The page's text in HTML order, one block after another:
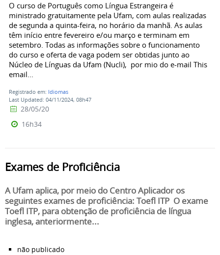
O curso de Português como Língua Estrangeira é
ministrado gratuitamente pela Ufam, com aulas realizadas
de segunda a quinta-feira, no horário da manhã. As aulas
têm início entre fevereiro e/ou março e terminam em
setembro. Todas as informações sobre o funcionamento
do curso e oferta de vaga podem ser obtidas junto ao
Núcleo de Línguas da Ufam (Nucli), por mio do e-mail This
email...
Registrado em: Idiomas
Last Updated: 04/11/2024, 08h47
28/05/20
16h34
Exames de Proficiência
A Ufam aplica, por meio do Centro Aplicador os
seguintes exames de proficiência: Toefl ITP O exame
Toefl ITP, para obtenção de proficiência de língua
inglesa, anteriormente...
não publicado